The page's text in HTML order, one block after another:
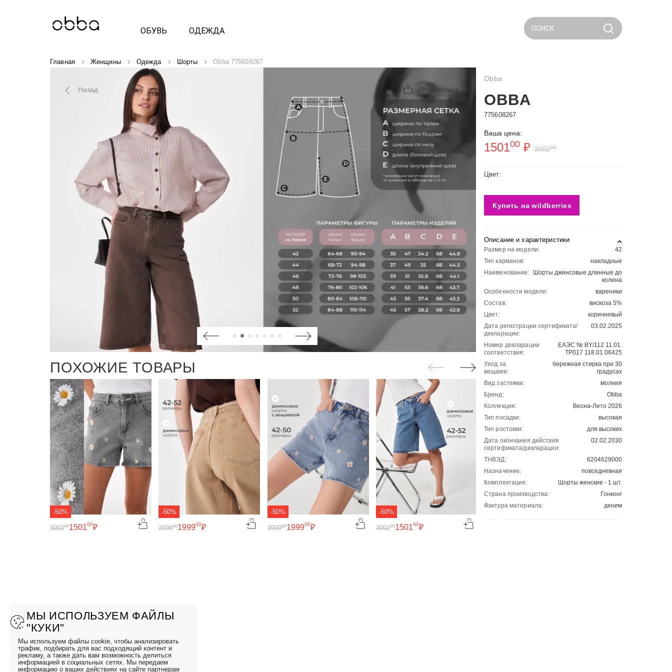
ОБУВЬ ОДЕЖДА ПОИСК
Главная Женщины Одежда Шорты Obba 775608267
Назад Поделиться
ПОХОЖИЕ ТОВАРЫ
-50%
150100₽
300200
-50%
199900₽
399900
-50%
199900₽
399900
-50%
150100₽
300200
Obba
OBBA
775608267
Ваша цена:
150100 ₽ 300200
Цвет:
Купить на wildberries
Описание и характеристики
Размер на модели:
42
Тип карманов:
накладные
Наименование:
Шорты джинсовые длинные до
колена
Особенности модели:
вареники
Состав:
вискоза 5%
Цвет:
коричневый
Дата регистрации сертификата/
декларации:
03.02.2025
Номер декларации
соответствия:
ЕАЭС № BY/112 11.01.
ТР017 118.01 06425
Уход за
вещами:
бережная стирка при 30
градусах
Вид застежки:
молния
Бренд:
Obba
Коллекция:
Весна-Лето 2026
Тип посадки:
высокая
Тип ростовки:
для высоких
Дата окончания действия
сертификата/декларации:
02.02.2030
ТНВЭД:
6204629000
Назначение:
повседневная
Комплектация:
Шорты женские - 1 шт.
Страна производства:
Гонконг
Фактура материала:
деним
МЫ ИСПОЛЬЗУЕМ ФАЙЛЫ
"КУКИ"
Мы используем файлы cookie, чтобы анализировать
трафик, подбирать для вас подходящий контент и
рекламу, а также дать вам возможность делиться
информацией в социальных сетях. Мы передаем
информацию о ваших действиях на сайте партнерам